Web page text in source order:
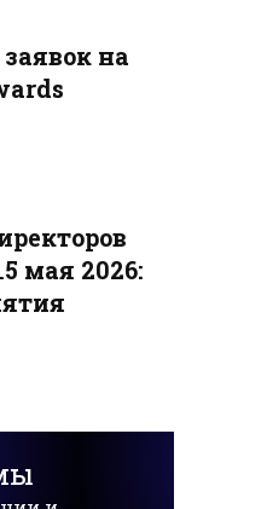
на
мая 2026: